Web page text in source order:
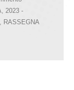
, 2023 -
, RASSEGNA